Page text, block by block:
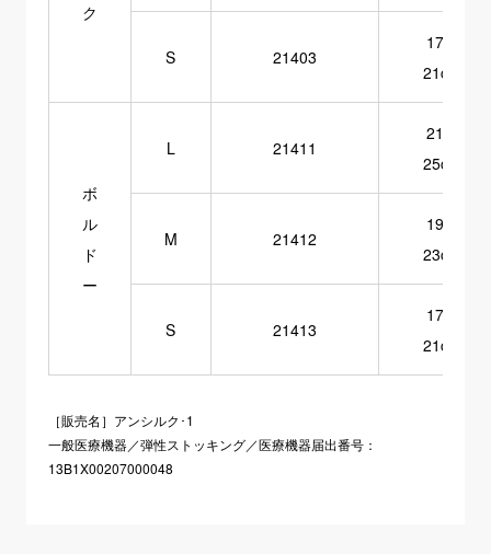
ク
S 21403
17～
21cm
ボ
ル
ド
ー
L 21411
21～
25cm
M 21412
19～
23cm
S 21413
17～
21cm
［販売名］アンシルク･1
一般医療機器／弾性ストッキング／医療機器届出番号：
13B1X00207000048